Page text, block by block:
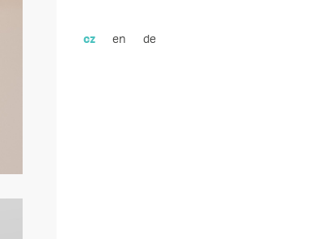
cz en de